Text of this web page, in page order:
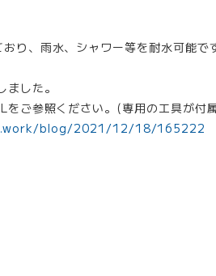
り、雨水、シャワー等を耐水可能で
した。
をご参照ください。(専用の工具が付
blog/2021/12/18/165222